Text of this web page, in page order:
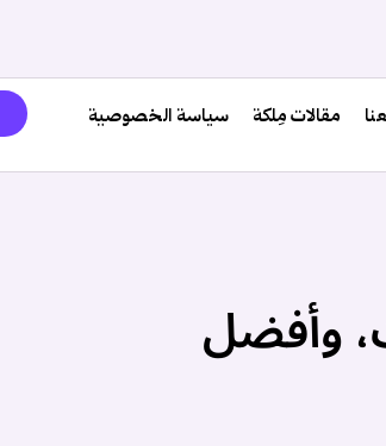
مقالات مِلكة سياسة الخصوصية
وأفضل